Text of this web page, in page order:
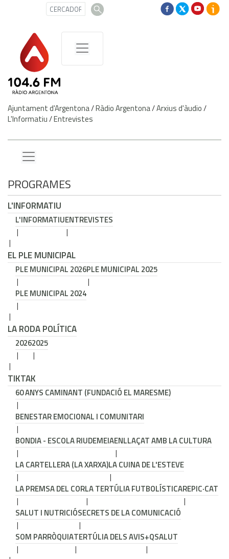
Ajuntament d'Argentona/Ràdio Argentona/Arxius d'àudio/
L'Informatiu/Entrevistes
PROGRAMES
L'INFORMATIU
L'INFORMATIUENTREVISTES
EL PLE MUNICIPAL
PLE MUNICIPAL 2026PLE MUNICIPAL 2025
PLE MUNICIPAL 2024
LA RODA POLÍTICA
20262025
TIKTAK
60 ANYS CAMINANT (FUNDACIÓ EL MARESME)
BENESTAR EMOCIONAL I COMUNITARI
BONDIA - ESCOLA RIUDEMEIAENLLAÇAT AMB LA CULTURA
LA CARTELLERA (LA XARXA)LA CUINA DE L'ESTEVE
LA PREMSA DEL CORLA TERTÚLIA FUTBOLÍSTICAREPIC·CAT
SALUT I NUTRICIÓSECRETS DE LA COMUNICACIÓ
SOM PARRÒQUIATERTÚLIA DELS AVIS+QSALUT